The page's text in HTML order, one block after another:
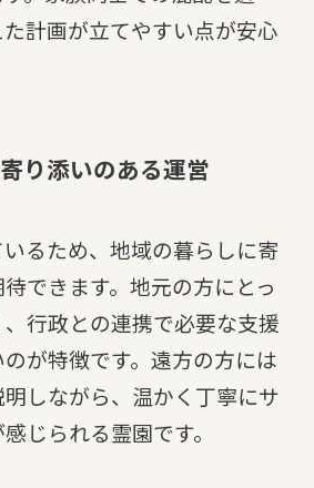
計画が立てやすい点が安心
り添いのある運営
るため、地域の暮らしに寄
できます。地元の方にとっ
行政との連携で必要な支援
が特徴です。遠方の方には
しながら、温かく丁寧にサ
じられる霊園です。